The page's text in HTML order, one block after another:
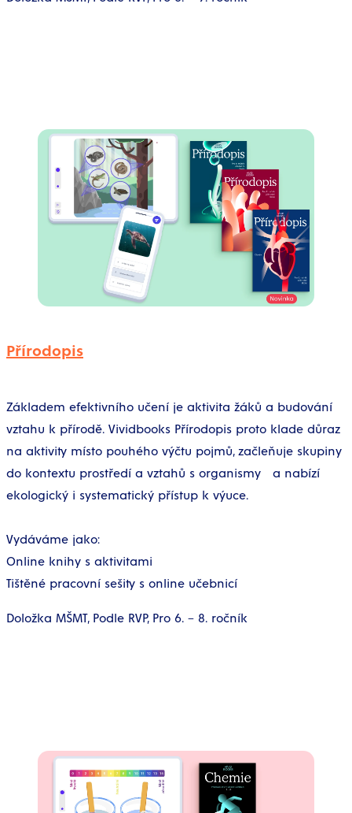
Přírodopis
Základem efektivního učení je aktivita žáků a budování
vztahu k přírodě. Vividbooks Přírodopis proto klade důraz
na aktivity místo pouhého výčtu pojmů, začleňuje skupiny
do kontextu prostředí a vztahů s organismy a nabízí
ekologický i systematický přístup k výuce.
Vydáváme jako:
Online knihy s aktivitami
Tištěné pracovní sešity s online učebnicí
Doložka MŠMT, Podle RVP, Pro 6. – 8. ročník